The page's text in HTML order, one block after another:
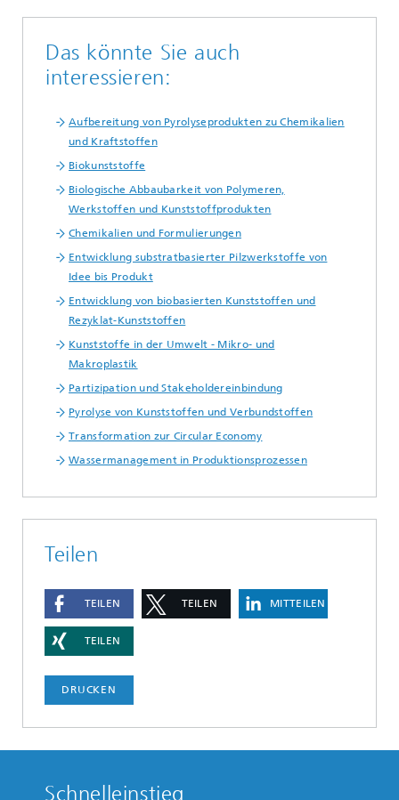
Das könnte Sie auch
interessieren:
Aufbereitung von Pyrolyseprodukten zu Chemikalien
und Kraftstoffen
Biokunststoffe
Biologische Abbaubarkeit von Polymeren,
Werkstoffen und Kunststoffprodukten
Chemikalien und Formulierungen
Entwicklung substratbasierter Pilzwerkstoffe von
Idee bis Produkt
Entwicklung von biobasierten Kunststoffen und
Rezyklat-Kunststoffen
Kunststoffe in der Umwelt - Mikro- und
Makroplastik
Partizipation und Stakeholdereinbindung
Pyrolyse von Kunststoffen und Verbundstoffen
Transformation zur Circular Economy
Wassermanagement in Produktionsprozessen
Teilen
TEILEN TEILEN MITTEILEN
TEILEN
DRUCKEN
Schnelleinstieg